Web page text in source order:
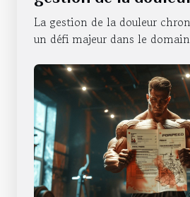
efficacité et
La gestion de la douleur
un défi majeur dans le